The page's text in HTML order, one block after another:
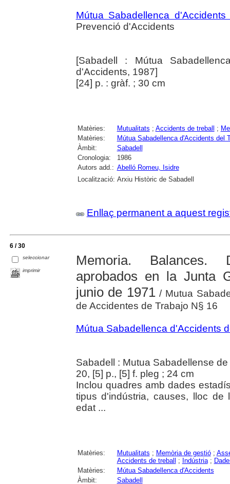
Mútua Sabadellenca
Prevenció d'Accidents
[Sabadell : Mútua
d'Accidents, 1987]
[24] p. : gràf. ; 30 cm
Matèries: Mutualitats ; Accidents de treball ;
Matèries:
Mútua Sabadellenca d'Accidents del
Àmbit:
Sabadell
Cronologia:
1986
Autors add.: Abelló Romeu, Isidre
Localització: Arxiu Històric de Sabadell
Enllaç permanent a aquest
6 / 30
seleccionar
imprimir
Memoria. Balances.
aprobados en la Junta
junio de 1971 / Mutua
de Accidentes de Trabajo N§ 16
Mútua Sabadellenca d'Accidents
Sabadell : Mutua Sabadellense
20, [5] p., [5] f. pleg ; 24 cm
Inclou quadres amb dades
tipus d'indústria, causes, lloc
edat ...
Matèries: Mutualitats ; Memòria de gestió;
Accidents de treball ; Indústria;
Matèries:
Mútua Sabadellenca d'Accidents
Àmbit:
Sabadell